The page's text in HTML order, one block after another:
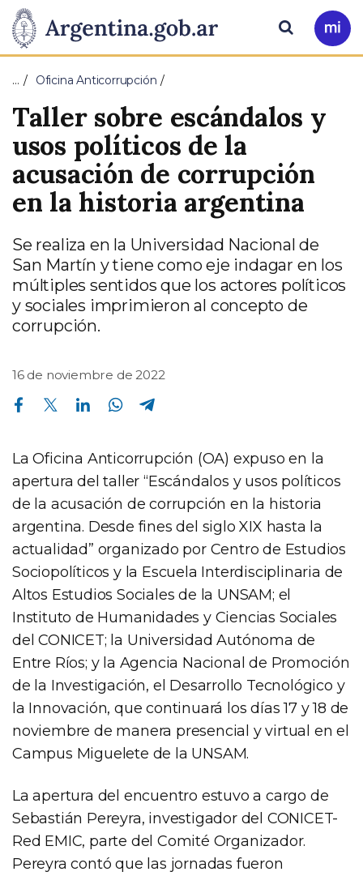
Presidencia
de
la
Nación
Pasar al contenido principal
Ir
a
Buscar
… Oficina Anticorrupción
Taller sobre escándalos y
usos políticos de la
acusación de corrupción
en la historia argentina
Se realiza en la Universidad Nacional de
San Martín y tiene como eje indagar en los
múltiples sentidos que los actores políticos
y sociales imprimieron al concepto de
corrupción.
16 de noviembre de 2022
Compartir en Facebook Compartir en Twitter Compartir en Linkedin Compartir en Whatsapp
La Oficina Anticorrupción (OA) expuso en la
apertura del taller “Escándalos y usos políticos
de la acusación de corrupción en la historia
argentina. Desde fines del siglo XIX hasta la
actualidad” organizado por Centro de Estudios
Sociopolíticos y la Escuela Interdisciplinaria de
Altos Estudios Sociales de la UNSAM; el
Instituto de Humanidades y Ciencias Sociales
del CONICET; la Universidad Autónoma de
Entre Ríos; y la Agencia Nacional de Promoción
de la Investigación, el Desarrollo Tecnológico y
la Innovación, que continuará los días 17 y 18 de
noviembre de manera presencial y virtual en el
Campus Miguelete de la UNSAM.
La apertura del encuentro estuvo a cargo de
Sebastián Pereyra, investigador del CONICET-
Red EMIC, parte del Comité Organizador.
Pereyra contó que las jornadas fueron